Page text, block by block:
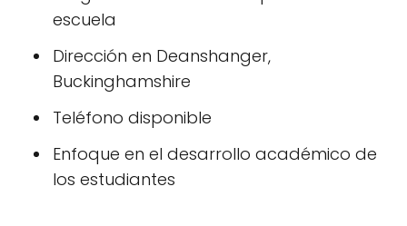
escuela
Dirección en Deanshanger,
Buckinghamshire
Teléfono disponible
Enfoque en el desarrollo académico de
los estudiantes